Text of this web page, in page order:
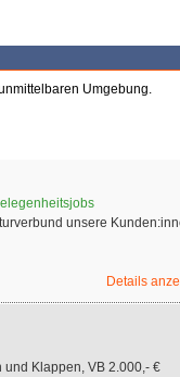
Umgebung.
unsere
Details
Klappen, VB 2.000,- €